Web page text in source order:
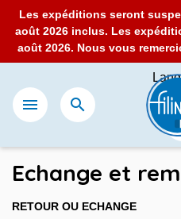
Les expéditions seront
août 2026 inclus. Les
août 2026. Nous vous
 
:
Echange et
RETOUR OU ECHANGE